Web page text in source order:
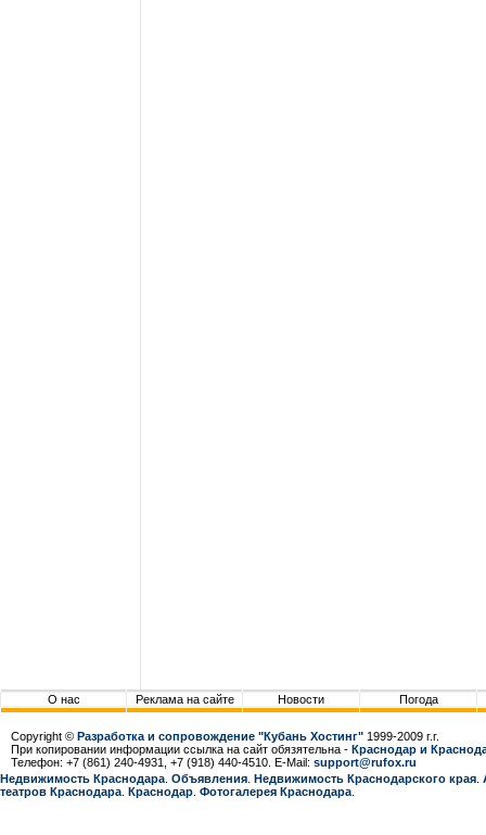
О нас Реклама на сайте Новости Погода
Copyright © Разработка и сопровождение "Кубань Хостинг" 1999-2009 г.г.
При копировании информации ссылка на сайт обязятельна - Краснодар и
Телефон: +7 (861) 240-4931, +7 (918) 440-4510. E-Mail: support@rufox.ru
Недвижимость Краснодара Объявления Недвижимость Краснодарcкого края
театров Краснодара Краснодар Фотогалерея Краснодара